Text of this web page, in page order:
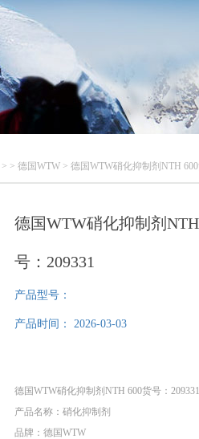
> > 德国WTW > 德国WTW硝化抑制剂NTH
德国WTW硝化抑制剂
号：209331
产品型号：
产品时间： 2026-03-03
德国WTW硝化抑制剂NTH 600货号：209331
产品名称：硝化抑制剂
品牌：德国WTW